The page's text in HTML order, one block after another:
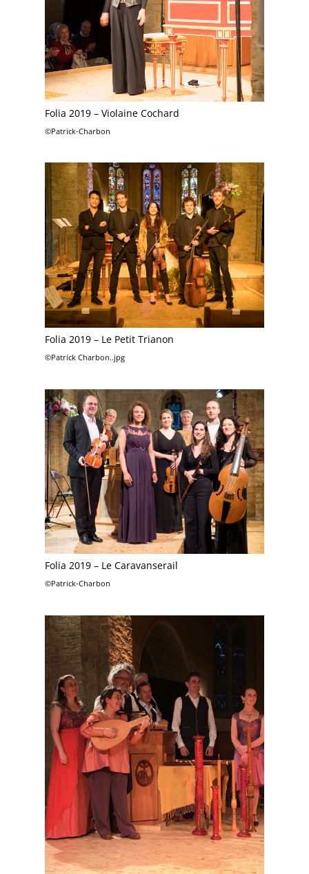
Folia 2019 – Violaine Cochard
©Patrick-Charbon
Folia 2019 – Le Petit Trianon
©Patrick Charbon..jpg
Folia 2019 – Le Caravanserail
©Patrick-Charbon